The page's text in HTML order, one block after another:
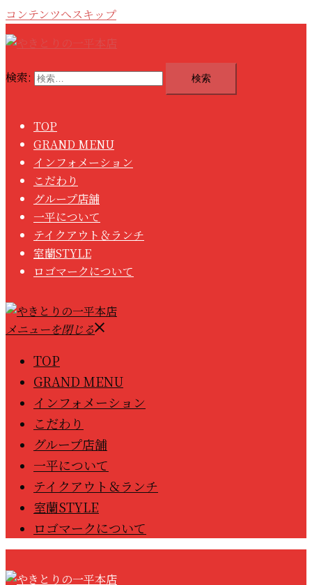
コンテンツへスキップ
検索:
TOP
GRAND MENU
インフォメーション
こだわり
グループ店舗
一平について
テイクアウト＆ランチ
室蘭STYLE
ロゴマークについて
メニューを閉じる
TOP
GRAND MENU
インフォメーション
こだわり
グループ店舗
一平について
テイクアウト＆ランチ
室蘭STYLE
ロゴマークについて